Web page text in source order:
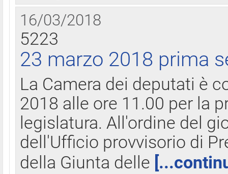
16/03/2018
5223
23 marzo 2018 prima
La Camera dei deputati è
2018 alle ore 11.00 per la
legislatura. All'ordine del
dell'Ufficio provvisorio di
della Giunta delle